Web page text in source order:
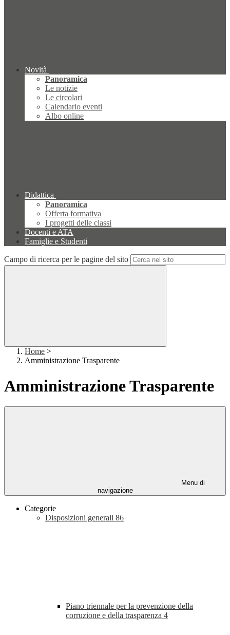
Novità
Panoramica
Le notizie
Le circolari
Calendario eventi
Albo online
Didattica
Panoramica
Offerta formativa
I progetti delle classi
Docenti e ATA
Famiglie e Studenti
Campo di ricerca per le pagine del sito
Home >
Amministrazione Trasparente
Amministrazione Trasparente
Menu di
navigazione
Categorie
Disposizioni generali 86
Piano triennale per la prevenzione della
corruzione e della trasparenza 4